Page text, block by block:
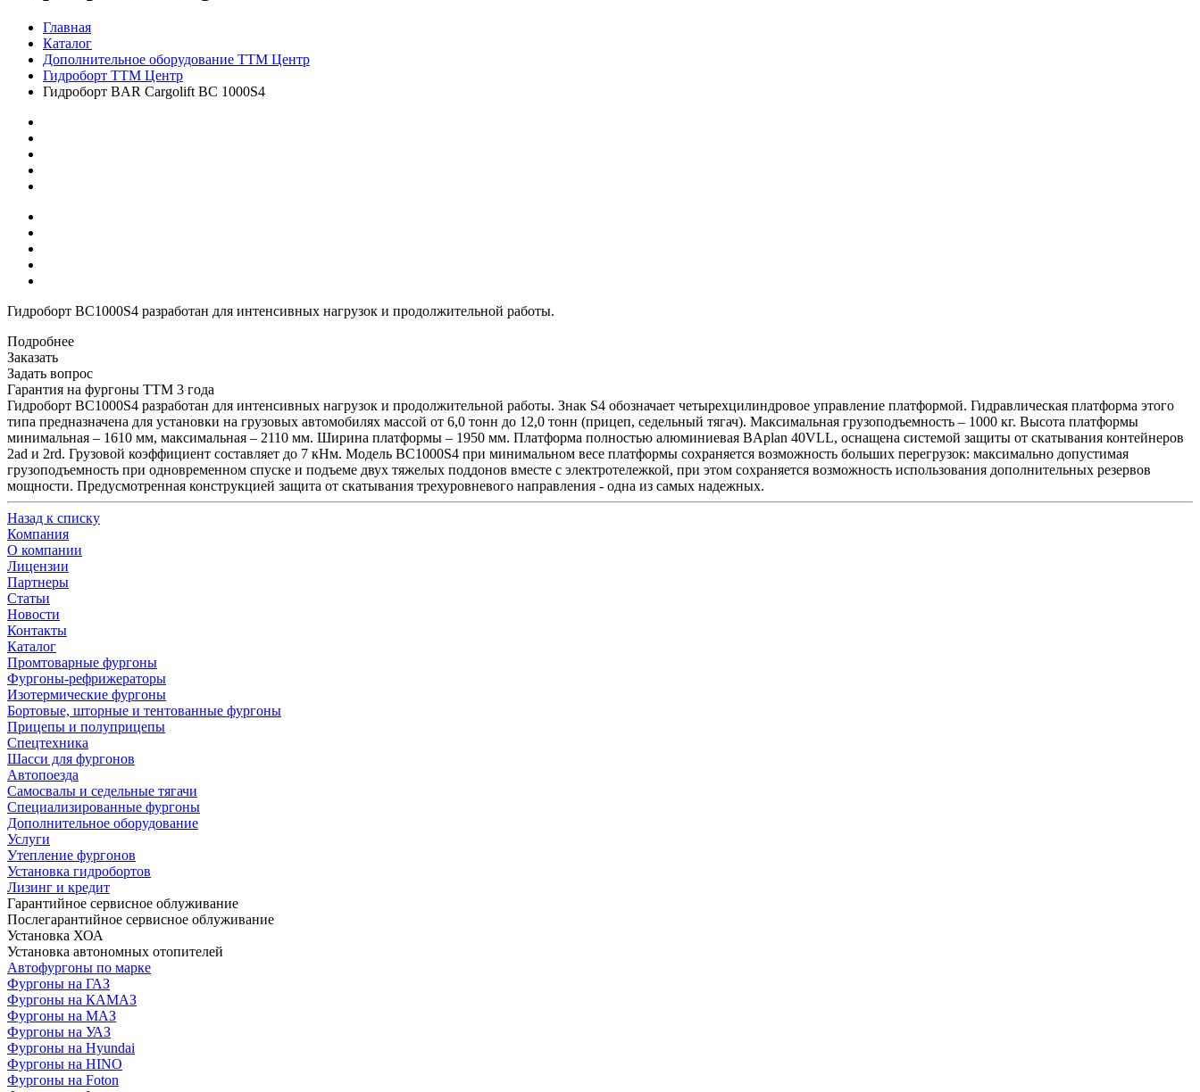
Главная
Каталог
Дополнительное оборудование ТТМ Центр
Гидроборт ТТМ Центр
Гидроборт BAR Cargolift BC 1000S4
Гидроборт BC1000S4 разработан для интенсивных нагрузок и продолжительной работы.
Подробнее
Заказать
Задать вопрос
Гарантия на фургоны ТТМ 3 года
Гидроборт BC1000S4 разработан для интенсивных нагрузок и продолжительной работы. Знак S4 обозначает четырехцилиндровое управление платформой. Гидравлическая платформа этого
типа предназначена для установки на грузовых автомобилях массой от 6,0 тонн до 12,0 тонн (прицеп, седельный тягач). Максимальная грузоподъемность – 1000 кг. Высота платформы
минимальная – 1610 мм, максимальная – 2110 мм. Ширина платформы – 1950 мм. Платформа полностью алюминиевая BAplan 40VLL, оснащена системой защиты от скатывания контейнеров
2ad и 2rd. Грузовой коэффициент составляет до 7 кНм. Модель BC1000S4 при минимальном весе платформы сохраняется возможность больших перегрузок: максимально допустимая
грузоподъемность при одновременном спуске и подъеме двух тяжелых поддонов вместе с электротележкой, при этом сохраняется возможность использования дополнительных резервов
мощности. Предусмотренная конструкцией защита от скатывания трехуровневого направления - одна из самых надежных.
Назад к списку
Компания
О компании
Лицензии
Партнеры
Статьи
Новости
Контакты
Каталог
Промтоварные фургоны
Фургоны-рефрижераторы
Изотермические фургоны
Бортовые, шторные и тентованные фургоны
Прицепы и полуприцепы
Спецтехника
Шасси для фургонов
Автопоезда
Самосвалы и седельные тягачи
Специализированные фургоны
Дополнительное оборудование
Услуги
Утепление фургонов
Установка гидробортов
Лизинг и кредит
Гарантийное сервисное облуживание
Послегарантийное сервисное облуживание
Установка ХОА
Установка автономных отопителей
Автофургоны по марке
Фургоны на ГАЗ
Фургоны на КАМАЗ
Фургоны на МАЗ
Фургоны на УАЗ
Фургоны на Hyundai
Фургоны на HINO
Фургоны на Foton